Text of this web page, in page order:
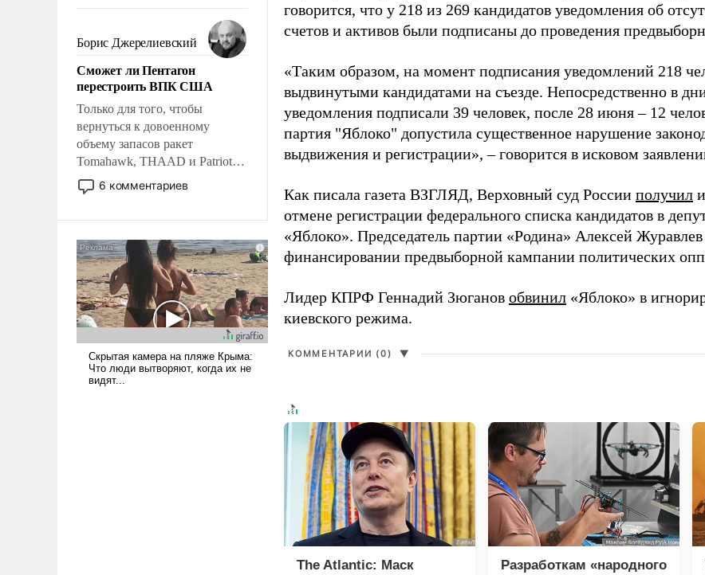
сложна и амбициозна. Однако
и ее реализация радикально
поднимет наши боевые
возможности.
Борис Джерелиевский
Сможет ли Пентагон
перестроить ВПК США
Только для того, чтобы
вернуться к довоенному
объему запасов ракет
Tomahawk, THAAD и Patriot
США потребуется более трех
лет. Даже небольшая война с
Сложившаяся ситуация
означает многолетний период
уязвимости США, например,
перед Китаем.
6 комментариев
говорится, что у 218 из 269 кандидатов уведомления об
счетов и активов были подписаны до проведения
«Таким образом, на момент подписания уведомлений 218
выдвинутыми кандидатами на съезде. Непосредственно в
уведомления подписали 39 человек, после 28 июня – 12
партия "Яблоко" допустила существенное нарушение
выдвижения и регистрации», – говорится в исковом
Как писала газета ВЗГЛЯД, Верховный суд России получил
отмене регистрации федерального списка кандидатов в
«Яблоко». Председатель партии «Родина» Алексей Журавлев
финансировании предвыборной кампании политических
Лидер КПРФ Геннадий Зюганов обвинил «Яблоко» в
киевского режима.
КОММЕНТАРИИ (0) ▼
The Atlantic: Маск Разработкам «народного